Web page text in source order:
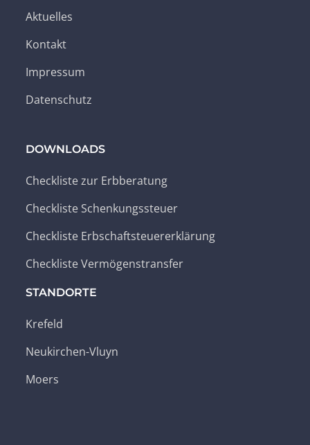
Aktuelles
Kontakt
Impressum
Datenschutz
DOWNLOADS
Checkliste zur Erbberatung
Checkliste Schenkungssteuer
Checkliste Erbschaftsteuererklärung
Checkliste Vermögenstransfer
STANDORTE
Krefeld
Neukirchen-Vluyn
Moers